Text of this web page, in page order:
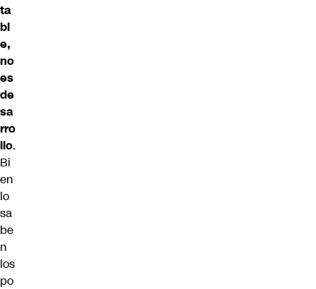
ta
bl
e,
no
es
de
sa
rro
llo.
Bi
en
lo
sa
be
n
los
po